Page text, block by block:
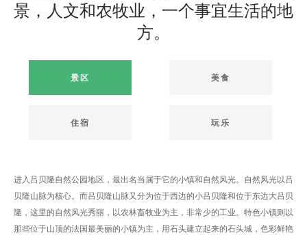
景，人文和农牧业，一个事宜生活的地
方。
景区 美食
住宿 玩乐
进入吕贝隆自然公园地区，最出名当属于它的小镇和自然风光。自然风光以吕
贝隆山脉为核心。而吕贝隆山脉又分为位于西边的小吕贝隆和位于东边大吕贝
隆，这里的自然风光秀丽，以农林畜牧业为主，非常少的工业。特色小镇则以
那些位于山顶的法国最美丽的小镇为主，用石头建立起来的石头城，色彩鲜艳